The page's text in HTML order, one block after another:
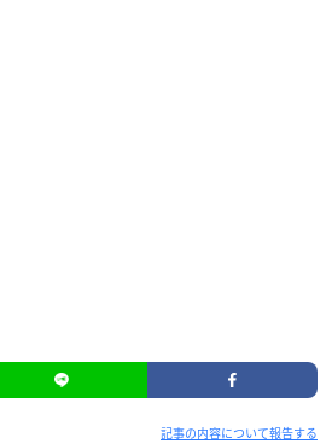
記事の内容について報告する